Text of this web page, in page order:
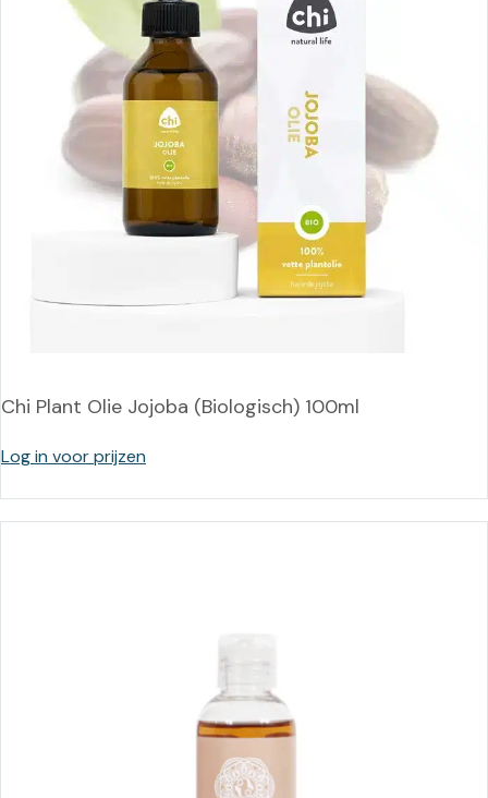
Chi Plant Olie Jojoba (Biologisch) 100ml
Log in voor prijzen